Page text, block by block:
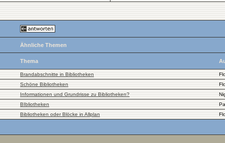
Ähnliche Themen
Thema
Brandabschnitte in Bibliotheken
Schöne Bibliotheken
Informationen und Grundrisse zu Bibliotheken?
BIbliotheken
Bibliotheken oder Blöcke in Allplan